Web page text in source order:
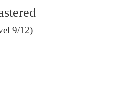
9/12)